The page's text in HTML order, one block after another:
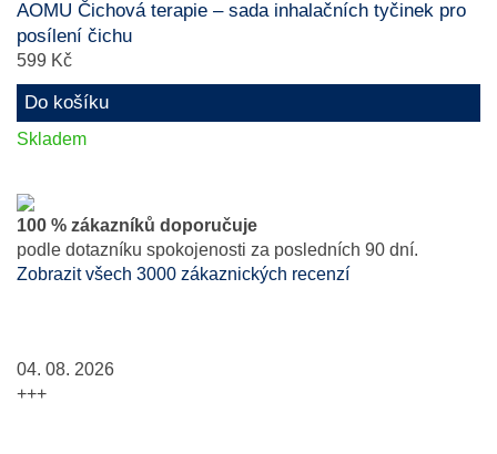
AOMU Čichová terapie – sada inhalačních tyčinek pro
posílení čichu
599 Kč
Do košíku
Skladem
100 % zákazníků doporučuje
podle dotazníku spokojenosti za posledních 90 dní.
Zobrazit všech 3000 zákaznických recenzí
04. 08. 2026
+++